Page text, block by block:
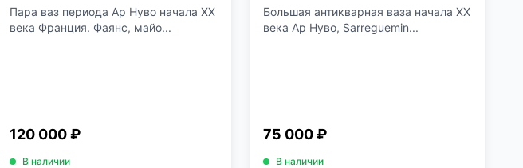
Пара ваз периода Ар Нуво начала XX
века Франция. Фаянс, майо...
120 000 ₽
В наличии
Большая антикварная ваза начала XX
века Ар Нуво, Sarreguemin...
75 000 ₽
В наличии